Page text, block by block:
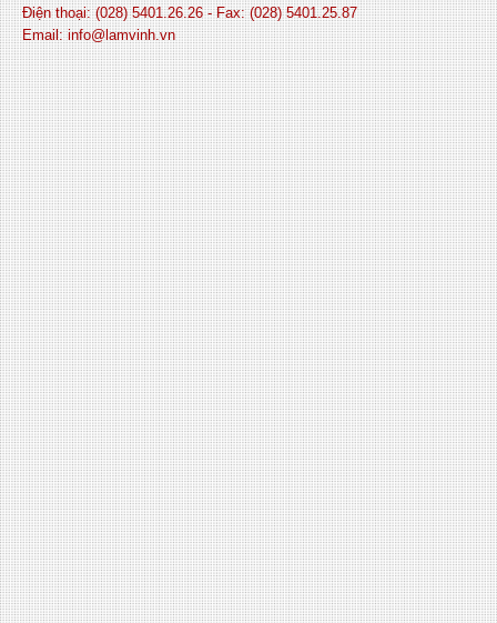
Điện thoại: (028) 5401.26.26 - Fax: (028) 5401.25.87
Email: info@lamvinh.vn